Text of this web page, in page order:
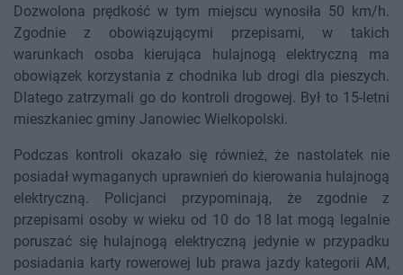
Dozwolona prędkość w tym miejscu wynosiła 50 km/h.
Zgodnie z obowiązującymi przepisami, w takich
warunkach osoba kierująca hulajnogą elektryczną ma
obowiązek korzystania z chodnika lub drogi dla pieszych.
Dlatego zatrzymali go do kontroli drogowej. Był to 15-letni
mieszkaniec gminy Janowiec Wielkopolski.
Podczas kontroli okazało się również, że nastolatek nie
posiadał wymaganych uprawnień do kierowania hulajnogą
elektryczną. Policjanci przypominają, że zgodnie z
przepisami osoby w wieku od 10 do 18 lat mogą legalnie
poruszać się hulajnogą elektryczną jedynie w przypadku
posiadania karty rowerowej lub prawa jazdy kategorii AM,